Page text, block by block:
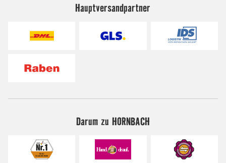
Hauptversandpartner
Darum zu HORNBACH